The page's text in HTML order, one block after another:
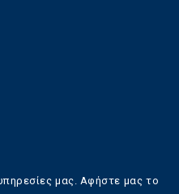
μας. Αφήστε μας το